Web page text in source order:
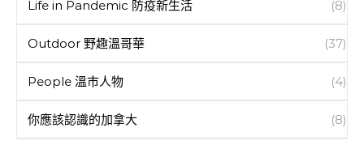
Life in Pandemic 防疫新生活 (8)
Outdoor 野趣溫哥華 (37)
People 溫市人物 (4)
你應該認識的加拿大 (8)